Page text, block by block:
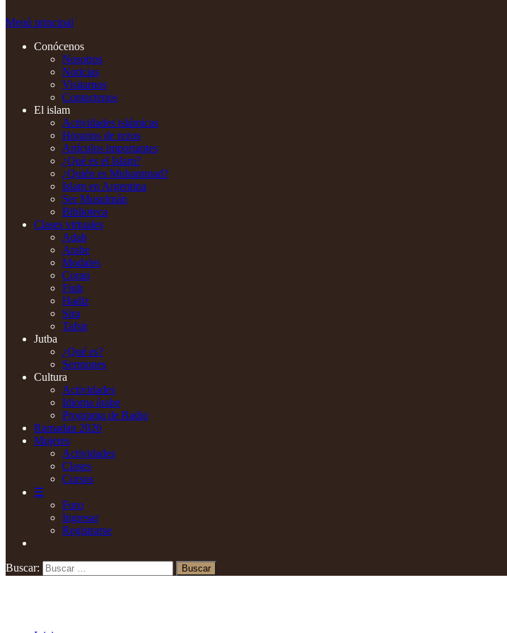
Menú principal
Conócenos
Nosotros
Noticias
Visitarnos
Contactenos
El islam
Actividades islámicas
Horarios de rezos
Artículos importantes
¿Qué es el Islam?
¿Quién es Muhammad?
Islam en Argentina
Ser Musulmán
Biblioteca
Clases virtuales
Adab
Arabe
Modales
Coran
Fiqh
Hadiz
Sira
Tafsir
Jutba
¿Qué es?
Sermones
Cultura
Actividades
Idioma árabe
Programa de Radio
Ramadan 2026
Mujeres
Actividades
Clases
Cursos
☰
Foro
Ingresar
Registrarse
Buscar: